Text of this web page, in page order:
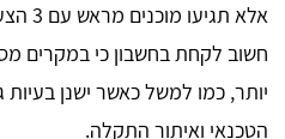
אלא
חשוב לקחת בחשבון כי במקרים
יותר, כמו למשל כאשר ישנן
הטכנאי ואיתור התקלה.